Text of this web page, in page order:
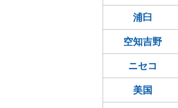
浦臼
空知吉野
ニセコ
美国